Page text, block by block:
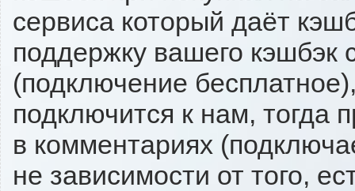
сервиса который даёт
поддержку вашего кэшбэк
(подключение
подключится к нам, тогда
в комментариях
не зависимости от того,